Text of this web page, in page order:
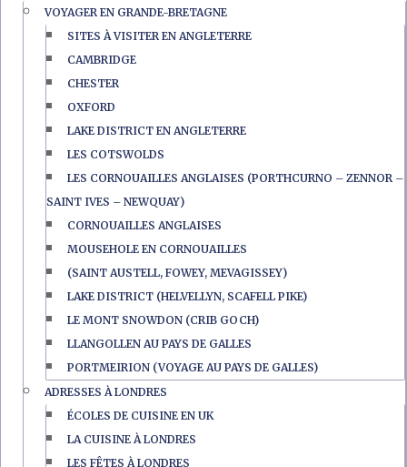
VOYAGER EN GRANDE-BRETAGNE
SITES À VISITER EN ANGLETERRE
CAMBRIDGE
CHESTER
OXFORD
LAKE DISTRICT EN ANGLETERRE
LES COTSWOLDS
LES CORNOUAILLES ANGLAISES (PORTHCURNO – ZENNOR –
SAINT IVES – NEWQUAY)
CORNOUAILLES ANGLAISES
MOUSEHOLE EN CORNOUAILLES
(SAINT AUSTELL, FOWEY, MEVAGISSEY)
LAKE DISTRICT (HELVELLYN, SCAFELL PIKE)
LE MONT SNOWDON (CRIB GOCH)
LLANGOLLEN AU PAYS DE GALLES
PORTMEIRION (VOYAGE AU PAYS DE GALLES)
ADRESSES À LONDRES
ÉCOLES DE CUISINE EN UK
LA CUISINE À LONDRES
LES FÊTES À LONDRES